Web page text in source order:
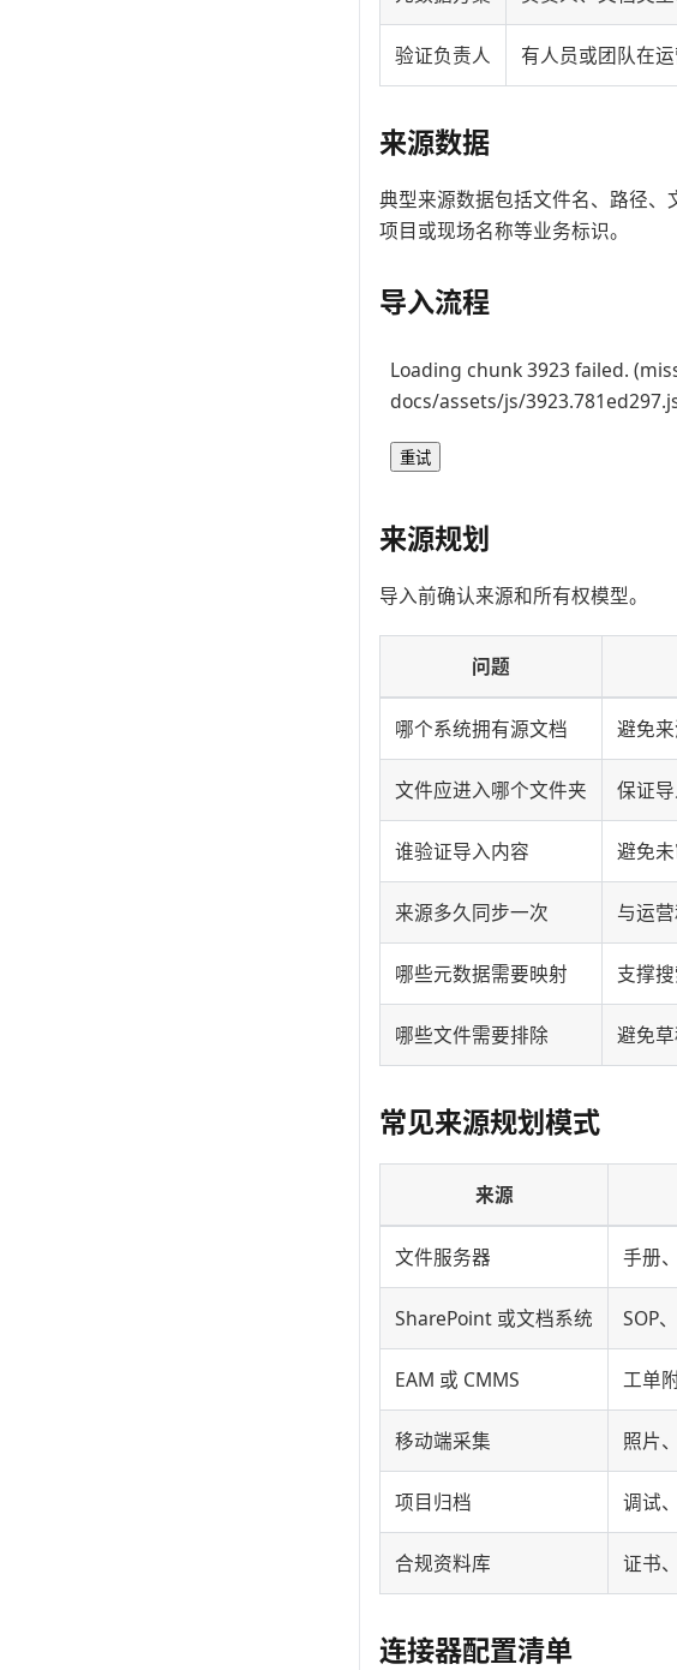
验证负责人 有人员或团队在
来源数据
典型来源数据包括文件名、路径、
项目或现场名称等业务标识。
导入流程
Loading chunk 3923 failed.
docs/assets/js/
重试
来源规划
导入前确认来源和所有权模型。
问题
哪个系统拥有源文档 避免
文件应进入哪个文件夹 保证
谁验证导入内容 避免
来源多久同步一次 与运
哪些元数据需要映射 支撑
哪些文件需要排除 避免
常见来源规划模式
来源
文件服务器 手册
SharePoint 或文档系统 SOP
EAM 或 CMMS 工单
移动端采集 照片
项目归档 调试
合规资料库 证书
连接器配置清单